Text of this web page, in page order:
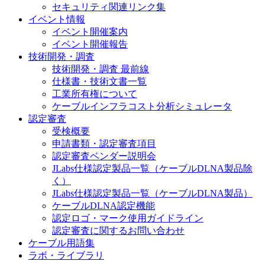
セキュリティ関連リンク集
イベント情報
イベント開催案内
イベント開催報告
技術開発・調査
技術開発・調査 最前線
仕様書・技術文書一覧
工業所有権について
ケーブルインフラコスト分析シミュレータ
認定審査
受検概要
申請書類・認定審査項目
認定審査ベンダー説明会
JLabs仕様認定製品一覧（ケーブルDLNA製品除
く）
JLabs仕様認定製品一覧（ケーブルDLNA製品）
ケーブルDLNA認定機能
認定ロゴ・マーク使用ガイドライン
認定審査に関するお問い合わせ
ケーブル用語集
ラボ・ライブラリ